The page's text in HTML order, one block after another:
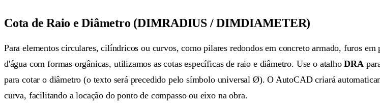
Cota de Raio e Diâmetro (DIMRADIUS / DIMDIAMETER)
Para elementos circulares, cilíndricos ou curvos, como pilares redondos em concreto armado, furos
d'água com formas orgânicas, utilizamos as cotas específicas de raio e diâmetro. Use o atalhoDRA
para cotar o diâmetro (o texto será precedido pelo símbolo universal Ø). O AutoCAD criará
curva, facilitando a locação do ponto de compasso ou eixo na obra.